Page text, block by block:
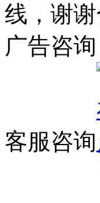
线，谢谢
广告咨
客服咨询